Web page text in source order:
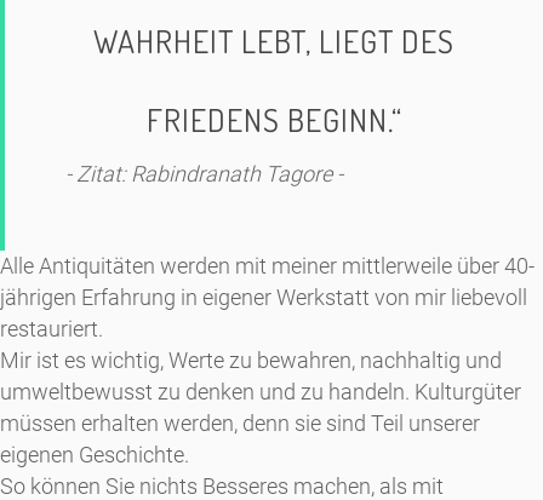
WAHRHEIT LEBT, LIEGT DES
FRIEDENS BEGINN.“
- Zitat: Rabindranath Tagore-
Alle Antiquitäten werden mit meiner mittlerweile über 40-
jährigen Erfahrung in eigener Werkstatt von mir liebevoll
restauriert.
Mir ist es wichtig, Werte zu bewahren, nachhaltig und
umweltbewusst zu denken und zu handeln. Kulturgüter
müssen erhalten werden, denn sie sind Teil unserer
eigenen Geschichte.
So können Sie nichts Besseres machen, als mit